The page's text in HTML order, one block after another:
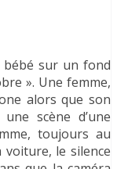
bébé sur un fond
». Une femme,
alors que son
scène d’une
toujours au
le silence